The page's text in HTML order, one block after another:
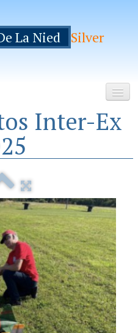
La Nied
Silver
Inter-Ex